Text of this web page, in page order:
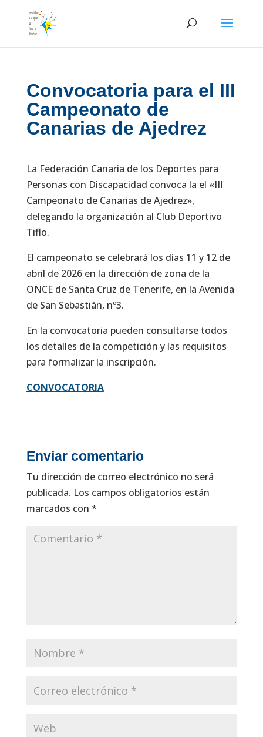
content
Convocatoria para el III
Campeonato de
Canarias de Ajedrez
La Federación Canaria de los Deportes para
Personas con Discapacidad convoca la el «III
Campeonato de Canarias de Ajedrez»,
delegando la organización al Club Deportivo
Tiflo.
El campeonato se celebrará los días 11 y 12 de
abril de 2026 en la dirección de zona de la
ONCE de Santa Cruz de Tenerife, en la Avenida
de San Sebastián, nº3.
En la convocatoria pueden consultarse todos
los detalles de la competición y las requisitos
para formalizar la inscripción.
CONVOCATORIA
Enviar comentario
Tu dirección de correo electrónico no será
publicada. Los campos obligatorios están
marcados con *